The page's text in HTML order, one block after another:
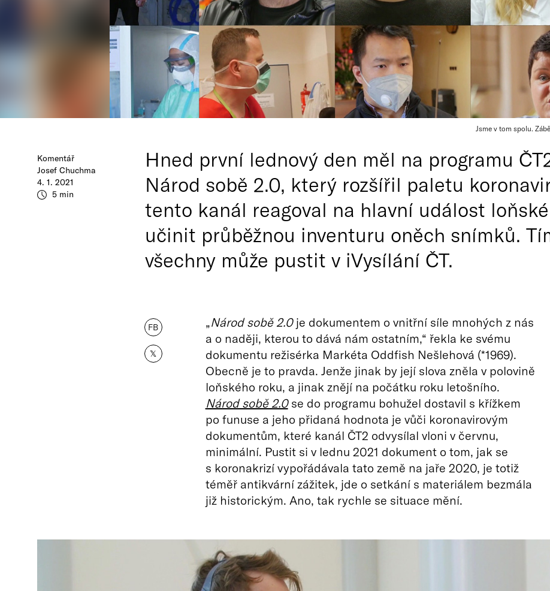
Jsme v tom spolu.
Komentář
Josef Chuchma
4. 1. 2021
5 min
Hned první lednový den měl na programu
Národ sobě 2.0, který rozšířil paletu
tento kanál reagoval na hlavní událost
učinit průběžnou inventuru oněch snímků.
všechny může pustit v iVysílání ČT.
FB
𝕏
„Národ sobě 2.0je dokumentem o vnitřní síle mnohých z nás
a o naději, kterou to dává nám ostatním,“ řekla ke svému
dokumentu režisérka Markéta Oddfish Nešlehová (*1969).
Obecně je to pravda. Jenže jinak by její slova zněla v polovině
loňského roku, a jinak znějí na počátku roku letošního.
Národ sobě 2.0 se do programu bohužel dostavil s křížkem
po funuse a jeho přidaná hodnota je vůči koronavirovým
dokumentům, které kanál ČT2 odvysílal vloni v červnu,
minimální. Pustit si v lednu 2021 dokument o tom, jak se
s koronakrizí vypořádávala tato země na jaře 2020, je totiž
téměř antikvární zážitek, jde o setkání s materiálem bezmála
již historickým. Ano, tak rychle se situace mění.